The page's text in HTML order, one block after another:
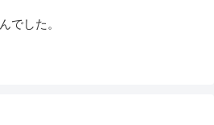
でした。